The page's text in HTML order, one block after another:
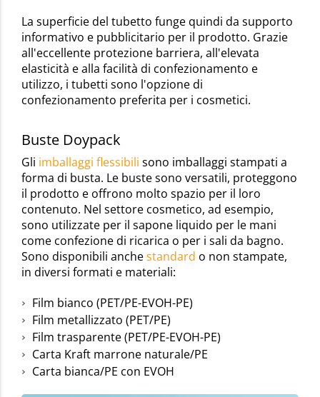
La superficie del tubetto funge quindi da supporto
informativo e pubblicitario per il prodotto. Grazie
all'eccellente protezione barriera, all'elevata
elasticità e alla facilità di confezionamento e
utilizzo, i tubetti sono l'opzione di
confezionamento preferita per i cosmetici.
Buste Doypack
Gli imballaggi flessibili sono imballaggi stampati a
forma di busta. Le buste sono versatili, proteggono
il prodotto e offrono molto spazio per il loro
contenuto. Nel settore cosmetico, ad esempio,
sono utilizzate per il sapone liquido per le mani
come confezione di ricarica o per i sali da bagno.
Sono disponibili anchestandard o non stampate,
in diversi formati e materiali:
Film bianco (PET/PE-EVOH-PE)
Film metallizzato (PET/PE)
Film trasparente (PET/PE-EVOH-PE)
Carta Kraft marrone naturale/PE
Carta bianca/PE con EVOH